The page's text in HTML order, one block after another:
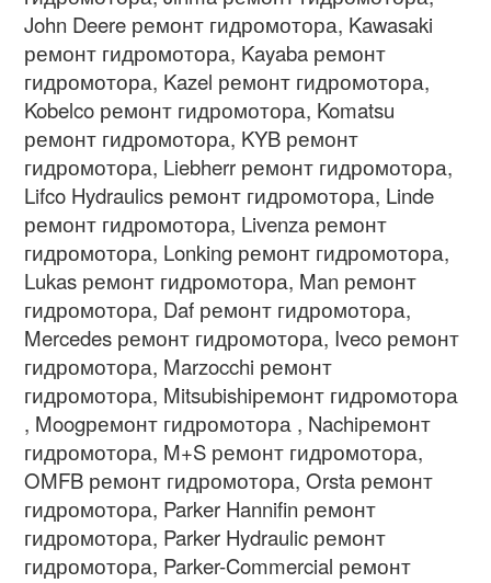
John Deere ремонт гидромотора, Kawasaki
ремонт гидромотора, Kayaba ремонт
гидромотора, Kazel ремонт гидромотора,
Kobelco ремонт гидромотора, Komatsu
ремонт гидромотора, KYB ремонт
гидромотора, Liebherr ремонт гидромотора,
Lifco Hydraulics ремонт гидромотора, Linde
ремонт гидромотора, Livenza ремонт
гидромотора, Lonking ремонт гидромотора,
Lukas ремонт гидромотора, Man ремонт
гидромотора, Daf ремонт гидромотора,
Mercedes ремонт гидромотора, Iveco ремонт
гидромотора, Marzocchi ремонт
гидромотора, Mitsubishiремонт гидромотора
, Moogремонт гидромотора , Nachiремонт
гидромотора, M+S ремонт гидромотора,
OMFB ремонт гидромотора, Orsta ремонт
гидромотора, Parker Hannifin ремонт
гидромотора, Parker Hydraulic ремонт
гидромотора, Parker-Commercial ремонт